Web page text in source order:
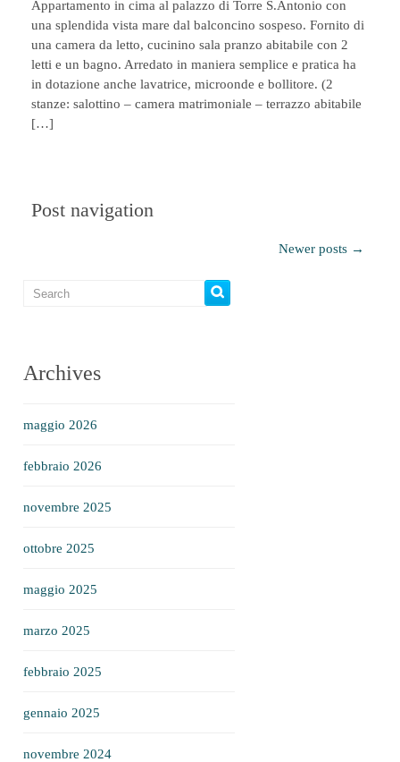
Appartamento in cima al palazzo di Torre S.Antonio con
una splendida vista mare dal balconcino sospeso. Fornito di
una camera da letto, cucinino sala pranzo abitabile con 2
letti e un bagno. Arredato in maniera semplice e pratica ha
in dotazione anche lavatrice, microonde e bollitore. (2
stanze: salottino – camera matrimoniale – terrazzo abitabile
[…]
Post navigation
Newer posts →
Archives
maggio 2026
febbraio 2026
novembre 2025
ottobre 2025
maggio 2025
marzo 2025
febbraio 2025
gennaio 2025
novembre 2024